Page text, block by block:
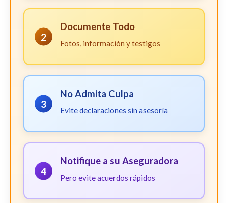
2
Documente Todo
Fotos, información y testigos
3
No Admita Culpa
Evite declaraciones sin asesoría
4
Notifique a su Aseguradora
Pero evite acuerdos rápidos